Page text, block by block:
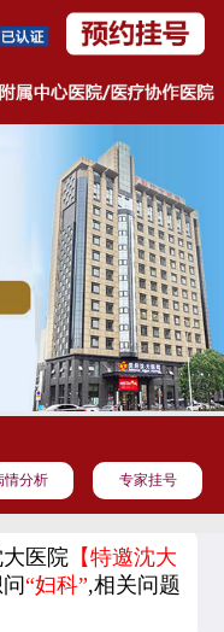
情分析 专家挂号
医院 【特邀沈大
问“妇科”,相关问题